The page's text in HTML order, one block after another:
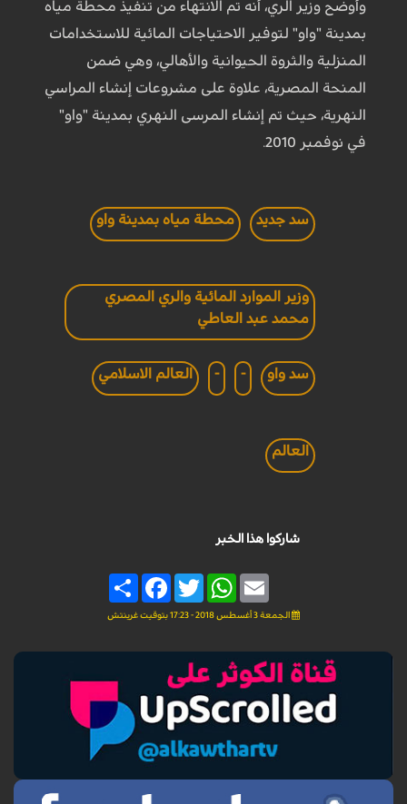
وأوضح وزير الري، أنه تم الانتهاء من تنفيذ محطة مياه
بمدينة "واو" لتوفير الاحتياجات المائية للاستخدامات
المنزلية والثروة الحيوانية والأهالي، وهي ضمن
المنحة المصرية، علاوة على مشروعات إنشاء المراسي
النهرية، حيث تم إنشاء المرسى النهري بمدينة "واو"
في نوفمبر 2010.
سد جديد محطة مياه بمدينة واو
وزير الموارد المائية والري المصري
محمد عبد العاطي
سد واو -
- العالم الاسلامي
العالم
شاركوا هذا الخبر
Share
FacebookTwitter
WhatsAppEmail
الجمعة 3 أغسطس 2018 - 17:23 بتوقيت غرينتش